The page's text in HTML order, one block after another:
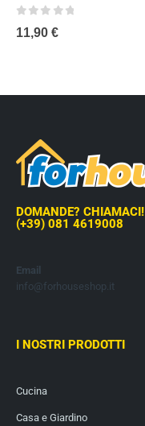
11,90 €
DOMANDE? CHIAMACI!
(+39) 081 4619008
Email
info@forhouseshop.it
I NOSTRI PRODOTTI
Cucina
Casa e Giardino